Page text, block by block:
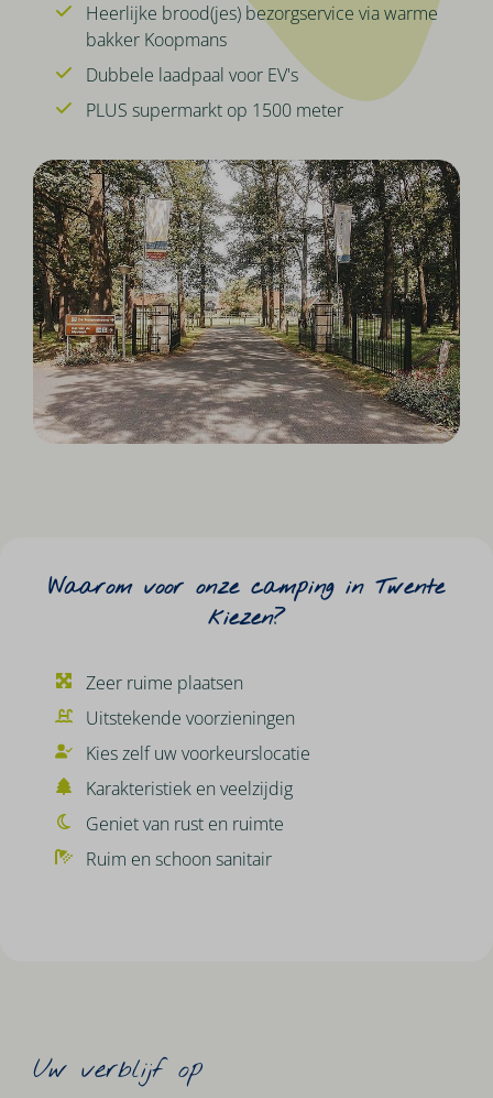
Heerlijke brood(jes) bezorgservice via warme
bakker Koopmans
Dubbele laadpaal voor EV's
PLUS supermarkt op 1500 meter
Waarom voor onze camping in Twente
kiezen?
Zeer ruime plaatsen
Uitstekende voorzieningen
Kies zelf uw voorkeurslocatie
Karakteristiek en veelzijdig
Geniet van rust en ruimte
Ruim en schoon sanitair
Uw verblijf op